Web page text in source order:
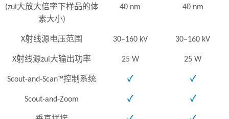
(zui大放大倍率下样品的体
素大小)
40 nm 40 nm
X射线源电压范围 30–160 kV 30–160 kV
X射线源zui大输出功率 25 W 25 W
Scout-and-Scan™控制系统 ✓ ✓
Scout-and-Zoom ✓ ✓